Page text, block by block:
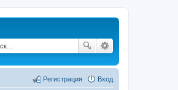
Вход
Регистрация